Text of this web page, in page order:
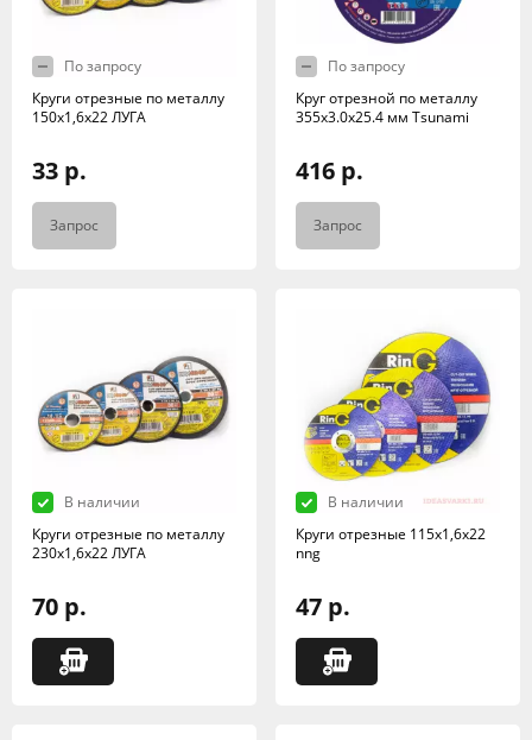
По запросу
Круги отрезные по металлу
150х1,6х22 ЛУГА
33 р.
Запрос
По запросу
Круг отрезной по металлу
355x3.0x25.4 мм Tsunami
416 р.
Запрос
В наличии
Круги отрезные по металлу
230х1,6х22 ЛУГА
70 р.
В наличии
Круги отрезные 115х1,6х22
nng
47 р.